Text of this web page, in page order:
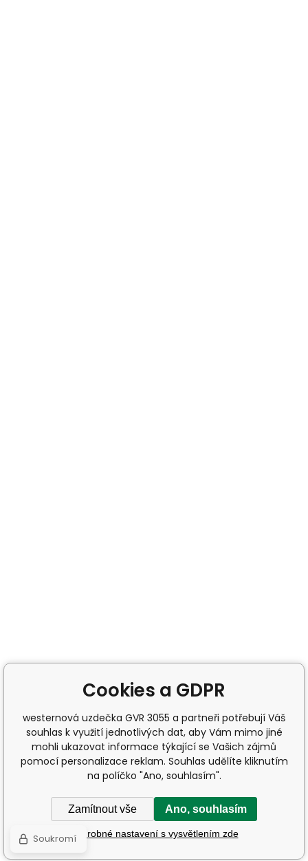
Cookies a GDPR
westernová uzdečka GVR 3055 a partneři potřebují Váš
souhlas k využití jednotlivých dat, aby Vám mimo jiné
mohli ukazovat informace týkající se Vašich zájmů
pomocí personalizace reklam. Souhlas udělíte kliknutím
na políčko "Ano, souhlasím".
Zamítnout vše Ano, souhlasím
Podrobné nastavení s vysvětlením zde
Soukromí